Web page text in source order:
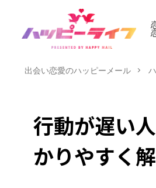
出会い恋愛のハッピーメール
行動が遅い
かりやすく